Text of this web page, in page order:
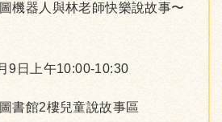
機器人與林老師快樂說故事〜
9日上午10:00-10:30
書館2樓兒童說故事區